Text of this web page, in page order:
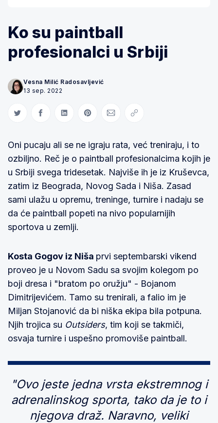
Ko su paintball
profesionalci u Srbiji
Vesna Milić Radosavljević
13 sep. 2022
Share on Twitter
Share on Facebook
Share on LinkedIn
Share on Pinterest
Share via Email
Copy link
Oni pucaju ali se ne igraju rata, već treniraju, i to
ozbiljno. Reč je o paintball profesionalcima kojih je
u Srbiji svega tridesetak. Najviše ih je iz Kruševca,
zatim iz Beograda, Novog Sada i Niša. Zasad
sami ulažu u opremu, treninge, turnire i nadaju se
da će paintball popeti na nivo popularnijih
sportova u zemlji.
Kosta Gogov iz Niša prvi septembarski vikend
proveo je u Novom Sadu sa svojim kolegom po
boji dresa i "bratom po oružju" - Bojanom
Dimitrijevićem. Tamo su trenirali, a falio im je
Miljan Stojanović da bi niška ekipa bila potpuna.
Njih trojica su Outsiders, tim koji se takmiči,
osvaja turnire i uspešno promoviše paintball.
"Ovo jeste jedna vrsta ekstremnog i
adrenalinskog sporta, tako da je to i
njegova draž. Naravno, veliki